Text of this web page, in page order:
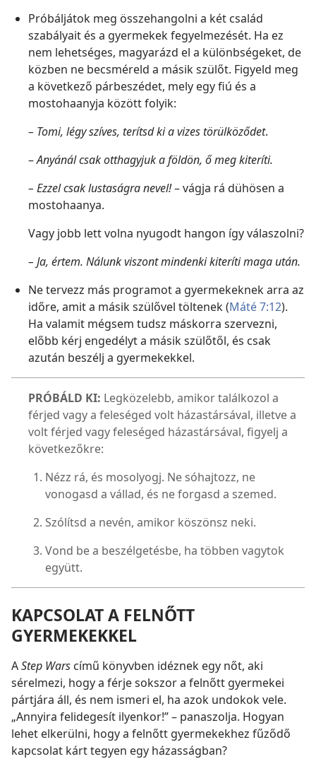
Próbáljátok meg összehangolni a két család
szabályait és a gyermekek fegyelmezését. Ha ez
nem lehetséges, magyarázd el a különbségeket, de
közben ne becsméreld a másik szülőt. Figyeld meg
a következő párbeszédet, mely egy fiú és a
mostohaanyja között folyik:
– Tomi, légy szíves, terítsd ki a vizes törülköződet.
–Anyánál csak otthagyjuk a földön, ő meg kiteríti.
– Ezzel csak lustaságra nevel!– vágja rá dühösen a
mostohaanya.
Vagy jobb lett volna nyugodt hangon így válaszolni?
– Ja, értem. Nálunk viszont mindenki kiteríti maga után.
Ne tervezz más programot a gyermekeknek arra az
időre, amit a másik szülővel töltenek (Máté 7:12).
Ha valamit mégsem tudsz máskorra szervezni,
előbb kérj engedélyt a másik szülőtől, és csak
azután beszélj a gyermekekkel.
PRÓBÁLD KI: Legközelebb, amikor találkozol a
férjed vagy a feleséged volt házastársával, illetve a
volt férjed vagy feleséged házastársával, figyelj a
következőkre:
Nézz rá, és mosolyogj. Ne sóhajtozz, ne
vonogasd a vállad, és ne forgasd a szemed.
Szólítsd a nevén, amikor köszönsz neki.
Vond be a beszélgetésbe, ha többen vagytok
együtt.
KAPCSOLAT A FELNŐTT
GYERMEKEKKEL
AStep Wars című könyvben idéznek egy nőt, aki
sérelmezi, hogy a férje sokszor a felnőtt gyermekei
pártjára áll, és nem ismeri el, ha azok undokok vele.
„Annyira felidegesít ilyenkor!” – panaszolja. Hogyan
lehet elkerülni, hogy a felnőtt gyermekekhez fűződő
kapcsolat kárt tegyen egy házasságban?